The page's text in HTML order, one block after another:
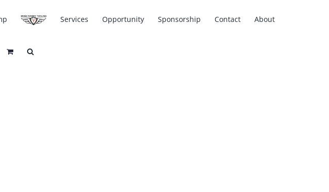
Services Opportunity Sponsorship Contact About